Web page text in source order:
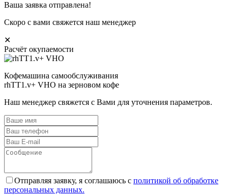
Ваша заявка отправлена!
Скоро с вами свяжется наш менеджер
✕
Расчёт окупаемости
Кофемашина самообслуживания
rhTT1.v+ VHO на зерновом кофе
Наш менеджер свяжется с Вами для уточнения параметров.
Отправляя заявку, я соглашаюсь с политикой об обработке
персональных данных.